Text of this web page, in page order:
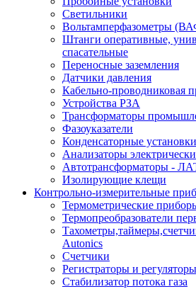
Светильники
Вольтамперфазометры
Штанги оперативные,
спасательные
Переносные заземления
Датчики давления
Кабельно-проводниковая
Устройства РЗА
Трансформаторы
Фазоуказатели
Конденсаторные установки
Анализаторы
Автотрансформаторы -
Изолирующие клещи
Контрольно-измерительные
Термометрические
Термопреобразователи
Autonics
Счетчики
Регистраторы и
Стабилизатор потока газа